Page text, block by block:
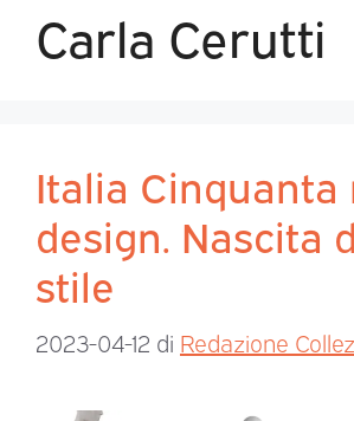
Carla Cerutti
Italia Cinquanta
design. Nascita
stile
2023-04-12 di Redazione